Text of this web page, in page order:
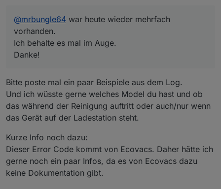
@mrbungle64 war heute wieder mehrfach
vorhanden.
Ich behalte es mal im Auge.
Danke!
Bitte poste mal ein paar Beispiele aus dem Log.
Und ich wüsste gerne welches Model du hast und ob
das während der Reinigung auftritt oder auch/nur wenn
das Gerät auf der Ladestation steht.
Kurze Info noch dazu:
Dieser Error Code kommt von Ecovacs. Daher hätte ich
gerne noch ein paar Infos, da es von Ecovacs dazu
keine Dokumentation gibt.